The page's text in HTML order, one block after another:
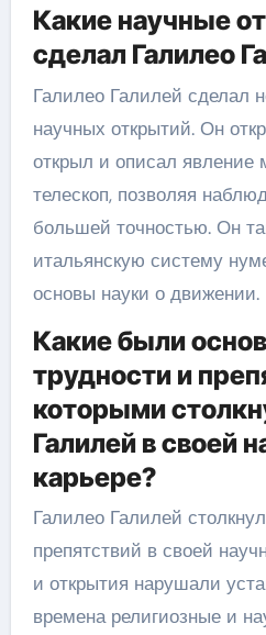
Какие научные
сделал Галилео
Галилео Галилей сделал
научных открытий. Он
открыл и описал явление
телескоп, позволяя
большей точностью. Он
итальянскую систему
основы науки о движении.
Какие были
трудности и
которыми
Галилей в своей
карьере?
Галилео Галилей
препятствий в своей
и открытия нарушали
времена религиозные и